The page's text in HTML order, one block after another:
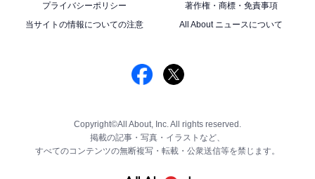
プライバシーポリシー
著作権・商標・免責事項
当サイトの情報についての注意
All About ニュースについて
Copyright©All About, Inc. All rights reserved.
掲載の記事・写真・イラストなど、
すべてのコンテンツの無断複写・転載・公衆送信等を禁じます。